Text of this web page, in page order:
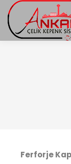
Ferforje